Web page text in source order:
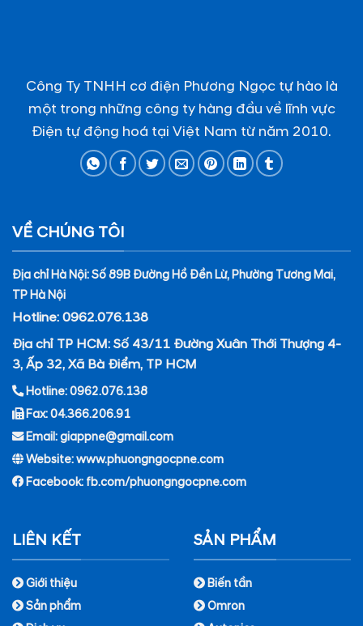
Công Ty TNHH cơ điện Phương Ngọc tự hào là
một trong những công ty hàng đầu về lĩnh vực
Điện tự động hoá tại Việt Nam từ năm 2010.
VỀ CHÚNG TÔI
Địa chỉ Hà Nội: Số 89B Đường Hồ Đền Lừ, Phường Tương Mai,
TP Hà Nội
Hotline: 0962.076.138
Địa chỉ TP HCM: Số 43/11 Đường Xuân Thới Thượng 4-
3, Ấp 32, Xã Bà Điểm, TP HCM
Hotline: 0962.076.138
Fax: 04.366.206.91
Email: giappne@gmail.com
Website: www.phuongngocpne.com
Facebook: fb.com/phuongngocpne.com
LIÊN KẾT
Giới thiệu
Sản phẩm
SẢN PHẨM
Biến tần
Omron